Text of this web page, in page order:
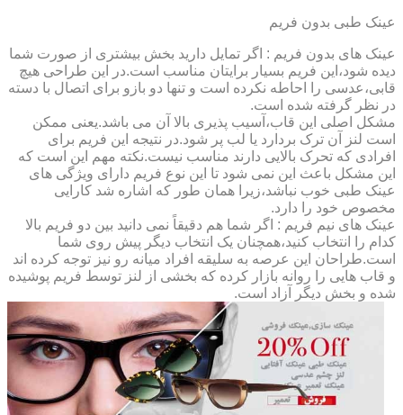
عینک طبی بدون فریم
عینک های بدون فریم : اگر تمایل دارید بخش بیشتری از صورت شما
دیده شود،این فریم بسیار برایتان مناسب است.در این طراحی هیچ
قابی،عدسی را احاطه نکرده است و تنها دو بازو برای اتصال با دسته
در نظر گرفته شده است.
مشکل اصلی این قاب،آسیب پذیری بالا آن می باشد.یعنی ممکن
است لنز آن ترک بردارد یا لب پر شود.در نتیجه این فریم برای
افرادی که تحرک بالایی دارند مناسب نیست.نکته مهم این است که
این مشکل باعث این نمی شود تا این نوع فریم دارای ویژگی های
عینک طبی خوب نباشد،زیرا همان طور که اشاره شد کارایی
مخصوص خود را دارد.
عینک های نیم فریم : اگر شما هم دقیقاً نمی دانید بین دو فریم بالا
کدام را انتخاب کنید،همچنان یک انتخاب دیگر پیش روی شما
است.طراحان این عرصه به سلیقه افراد میانه رو نیز توجه کرده اند
و قاب هایی را روانه بازار کرده که بخشی از لنز توسط فریم پوشیده
شده و بخش دیگر آزاد است.